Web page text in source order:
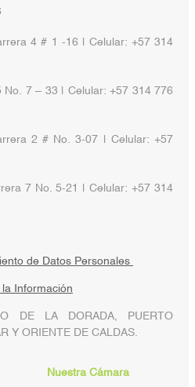
4 # 1 -16 | Celular: +57 314
No. 7 – 33 | Celular: +57 314 776
2 # No. 3-07 | Celular: +57
7 No. 5-21 | Celular: +57 314
de Datos Personales
Información
DE LA DORADA, PUERTO
Y ORIENTE DE CALDAS.
Nuestra Cámara